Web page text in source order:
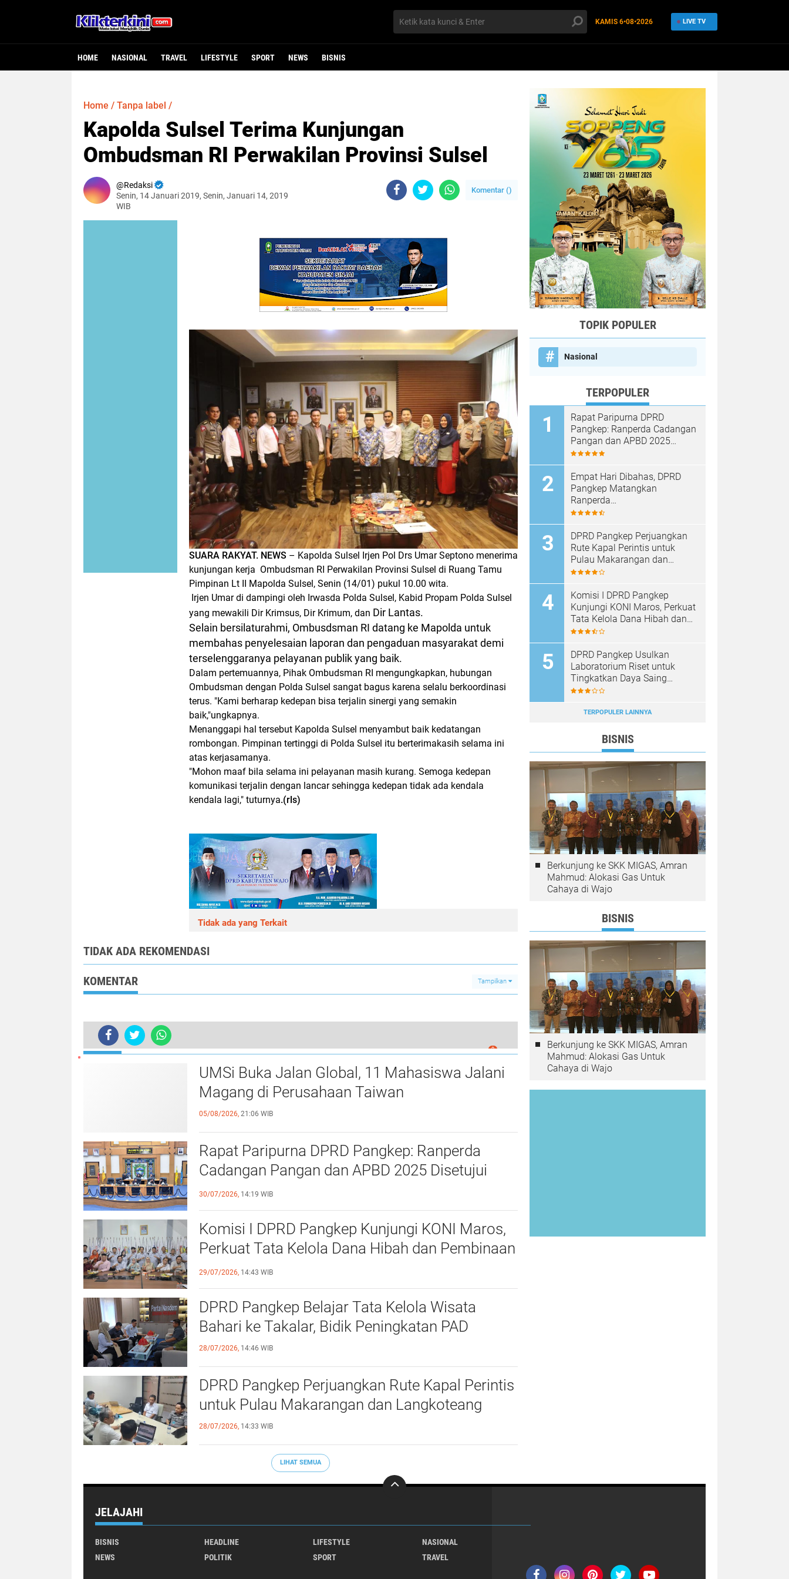
KAMIS 6•08•2026 LIVE TV
HOME NASIONAL TRAVEL LIFESTYLE SPORT NEWS BISNIS
Home / Tanpa label /
Kapolda Sulsel Terima Kunjungan
Ombudsman RI Perwakilan Provinsi Sulsel
Redaksi
Senin, 14 Januari 2019, Senin, Januari 14, 2019
WIB
Komentar ()
SUARA RAKYAT. NEWS – Kapolda Sulsel Irjen Pol Drs Umar Septono menerima
kunjungan kerja Ombudsman RI Perwakilan Provinsi Sulsel di Ruang Tamu
Pimpinan Lt II Mapolda Sulsel, Senin (14/01) pukul 10.00 wita.
Irjen Umar di dampingi oleh Irwasda Polda Sulsel, Kabid Propam Polda Sulsel
yang mewakili Dir Krimsus, Dir Krimum, dan Dir Lantas.
Selain bersilaturahmi, Ombusdsman RI datang ke Mapolda untuk
membahas penyelesaian laporan dan pengaduan masyarakat demi
terselenggaranya pelayanan publik yang baik.
Dalam pertemuannya, Pihak Ombudsman RI mengungkapkan, hubungan
Ombudsman dengan Polda Sulsel sangat bagus karena selalu berkoordinasi
terus. "Kami berharap kedepan bisa terjalin sinergi yang semakin
baik,"ungkapnya.
Menanggapi hal tersebut Kapolda Sulsel menyambut baik kedatangan
rombongan. Pimpinan tertinggi di Polda Sulsel itu berterimakasih selama ini
atas kerjasamanya.
"Mohon maaf bila selama ini pelayanan masih kurang. Semoga kedepan
komunikasi terjalin dengan lancar sehingga kedepan tidak ada kendala
kendala lagi," tuturnya.(rls)
Tidak ada yang Terkait
TIDAK ADA REKOMENDASI
KOMENTAR Tampilkan
Kapolda Sulsel Terima Kunjungan Ombudsman RI Perwakilan Provinsi Sulsel
0
TERKINI
UMSi Buka Jalan Global, 11 Mahasiswa Jalani
Magang di Perusahaan Taiwan
05/08/2026, 21:06 WIB
Rapat Paripurna DPRD Pangkep: Ranperda
Cadangan Pangan dan APBD 2025 Disetujui
dengan Sejumlah Catatan
30/07/2026, 14:19 WIB
Komisi I DPRD Pangkep Kunjungi KONI Maros,
Perkuat Tata Kelola Dana Hibah dan Pembinaan
Olahraga
29/07/2026, 14:43 WIB
DPRD Pangkep Belajar Tata Kelola Wisata
Bahari ke Takalar, Bidik Peningkatan PAD
28/07/2026, 14:46 WIB
DPRD Pangkep Perjuangkan Rute Kapal Perintis
untuk Pulau Makarangan dan Langkoteang
28/07/2026, 14:33 WIB
LIHAT SEMUA
TOPIK POPULER
Nasional
TERPOPULER
Rapat Paripurna DPRD
Pangkep: Ranperda Cadangan
Pangan dan APBD 2025
Disetujui dengan Sejumlah
Empat Hari Dibahas, DPRD
Pangkep Matangkan
Ranperda
Pertanggungjawaban APBD
DPRD Pangkep Perjuangkan
Rute Kapal Perintis untuk
Pulau Makarangan dan
Langkoteang
Komisi I DPRD Pangkep
Kunjungi KONI Maros, Perkuat
Tata Kelola Dana Hibah dan
Pembinaan Olahraga
DPRD Pangkep Usulkan
Laboratorium Riset untuk
Tingkatkan Daya Saing
Produk Unggulan
TERPOPULER LAINNYA
BISNIS
Berkunjung ke SKK MIGAS, Amran
Mahmud: Alokasi Gas Untuk
Cahaya di Wajo
BISNIS
Berkunjung ke SKK MIGAS, Amran
Mahmud: Alokasi Gas Untuk
Cahaya di Wajo
JELAJAHI
BISNIS HEADLINE LIFESTYLE
NASIONAL
NEWS
POLITIK SPORT TRAVEL